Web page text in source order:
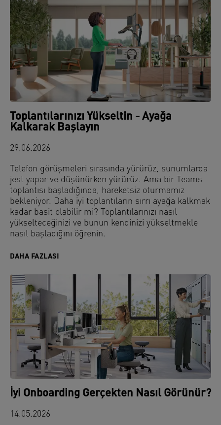
Toplantılarınızı Yükseltin - Ayağa
Kalkarak Başlayın
29.06.2026
Telefon görüşmeleri sırasında yürürüz, sunumlarda
jest yapar ve düşünürken yürürüz. Ama bir Teams
toplantısı başladığında, hareketsiz oturmamız
bekleniyor. Daha iyi toplantıların sırrı ayağa kalkmak
kadar basit olabilir mi? Toplantılarınızı nasıl
yükselteceğinizi ve bunun kendinizi yükseltmekle
nasıl başladığını öğrenin.
DAHA FAZLASI
İyi Onboarding Gerçekten Nasıl Görünür?
14.05.2026